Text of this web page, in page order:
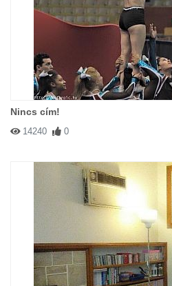
Nincs cím!
14240 0